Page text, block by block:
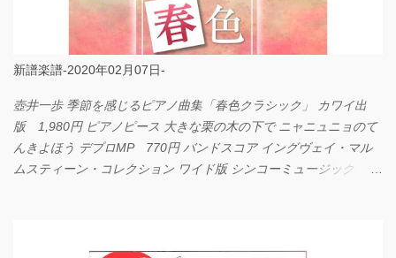
新譜楽譜-2020年02月07日-
壺井一歩 季節を感じるピアノ曲集「春色クラシック」 カワイ出
版 1,980円 ピアノピース 大きな栗の木の下で ニャニュニョのて
んきよほう デプロMP 770円 バンドスコア イングヴェイ・マル
ムスティーン・コレクション ワイド版 シンコーミュージック